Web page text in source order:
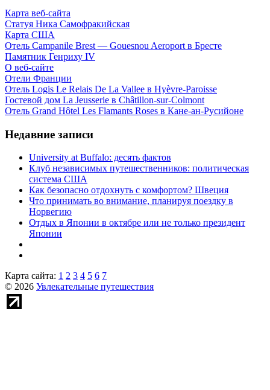
Карта веб-сайта
Статуя Ника Самофракийская
Карта США
Отель Campanile Brest — Gouesnou Aeroport в Бресте
Памятник Генриху IV
О веб-сайте
Отели Франции
Отель Logis Le Relais De La Vallee в Hyèvre-Paroisse
Гостевой дом La Jeusserie в Châtillon-sur-Colmont
Отель Grand Hôtel Les Flamants Roses в Кане-ан-Русийоне
Недавние записи
University at Buffalo: десять фактов
Клуб независимых путешественников: политическая
система США
Как безопасно отдохнуть с комфортом? Швеция
Что принимать во внимание, планируя поездку в
Норвегию
Отдых в Японии в октябре или не только президент
Японии
Карта сайта: 1 2 3 4 5 6 7
© 2026 Увлекательные путешествия